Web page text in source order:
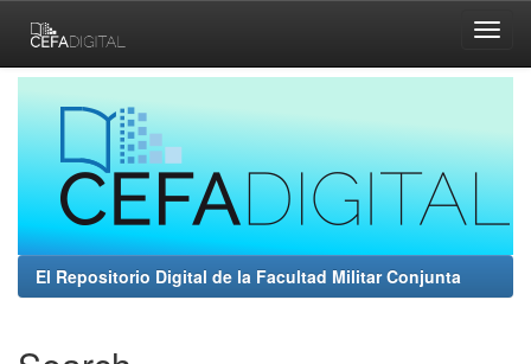
navigation
El Repositorio Digital de la Facultad Militar Conjunta